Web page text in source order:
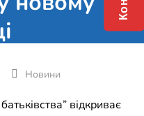
Новини
відкриває